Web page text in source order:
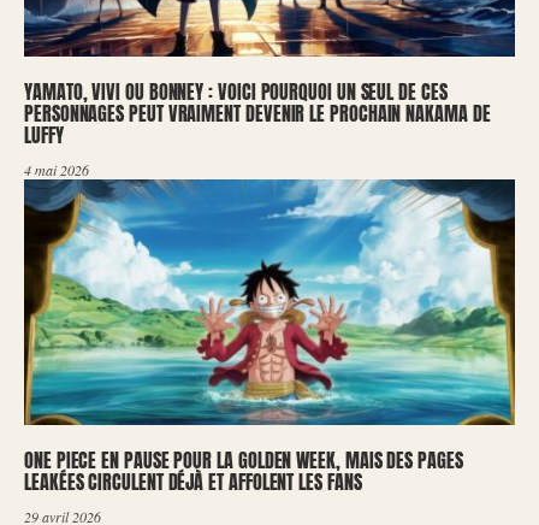
YAMATO, VIVI OU BONNEY : VOICI POURQUOI UN SEUL DE CES
PERSONNAGES PEUT VRAIMENT DEVENIR LE PROCHAIN NAKAMA DE
LUFFY
4 mai 2026
ONE PIECE EN PAUSE POUR LA GOLDEN WEEK, MAIS DES PAGES
LEAKÉES CIRCULENT DÉJÀ ET AFFOLENT LES FANS
29 avril 2026